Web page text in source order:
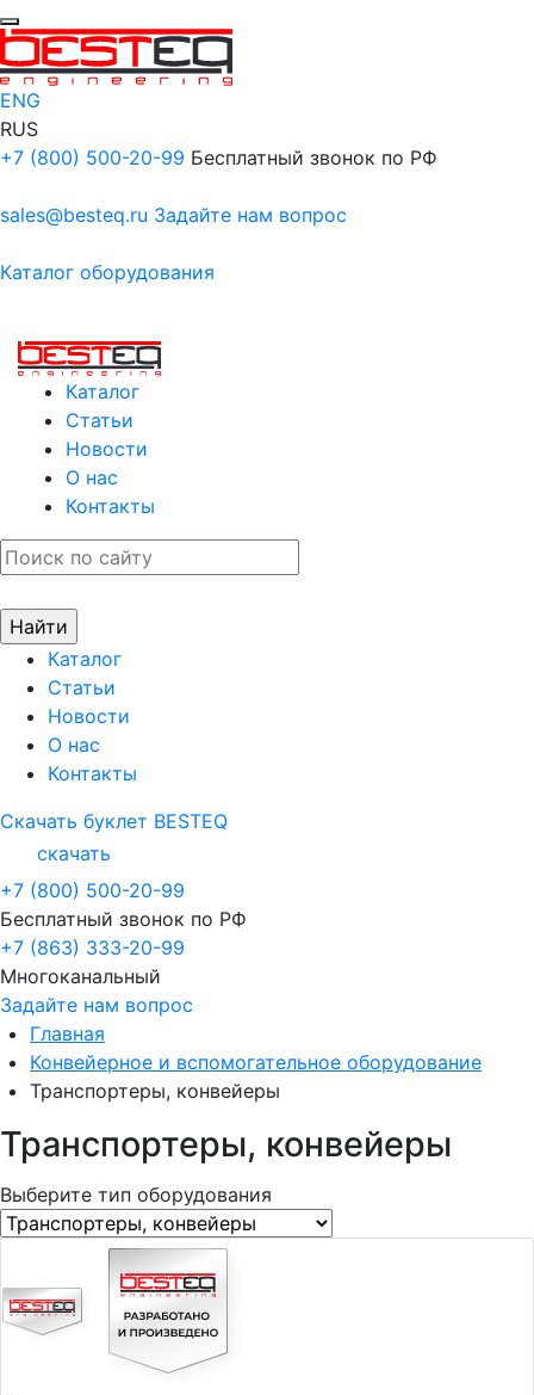
ENG
RUS
+7 (800) 500-20-99 Бесплатный звонок по РФ
sales@besteq.ru Задайте нам вопрос
Каталог оборудования
Каталог
Статьи
Новости
О нас
Контакты
Каталог
Статьи
Новости
О нас
Контакты
Скачать буклет BESTEQ
скачать
+7 (800) 500-20-99
Бесплатный звонок по РФ
+7 (863) 333-20-99
Многоканальный
Задайте нам вопрос
Главная
Конвейерное и вспомогательное оборудование
Транспортеры, конвейеры
Транспортеры, конвейеры
Выберите тип оборудования